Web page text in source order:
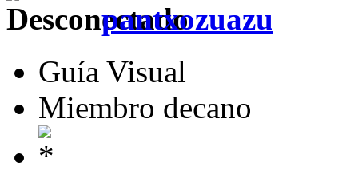
pantxozuazu
Guía Visual
Miembro decano